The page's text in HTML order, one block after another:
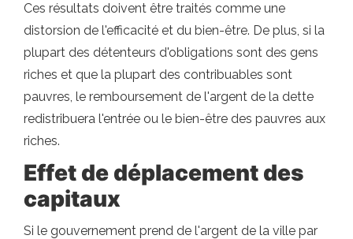
Ces résultats doivent être traités comme une
distorsion de l'efficacité et du bien-être. De plus, si la
plupart des détenteurs d'obligations sont des gens
riches et que la plupart des contribuables sont
pauvres, le remboursement de l'argent de la dette
redistribuera l'entrée ou le bien-être des pauvres aux
riches.
Effet de déplacement des
capitaux
Si le gouvernement prend de l'argent de la ville par